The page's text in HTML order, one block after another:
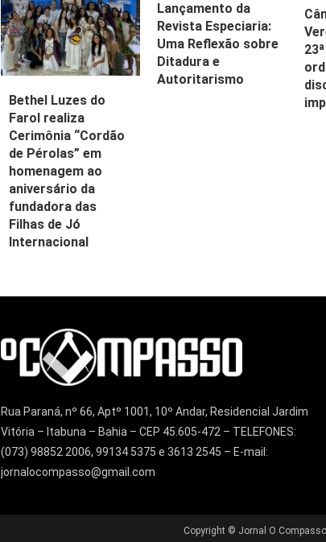
Bethel Luzes do
Farol realiza
Cerimônia “Cordão
de Pérolas” em
homenagem ao
aniversário da
fundadora das
Filhas de Jó
Internacional
Lançamento da
Revista Especiaria:
Uma Reflexão sobre
Ditadura e
Autoritarismo
Rua Paraná, nº 66, Aptº 1001, 10º Andar, Residencial Jardim
Vitória – Itabuna – Bahia – CEP 45.605-472 – TELEFONES:
(073) 98852 2006, 99134 5375 e 3613 2545 – E-mail:
jornalocompasso@gmail.com
Copyright © Jornal O